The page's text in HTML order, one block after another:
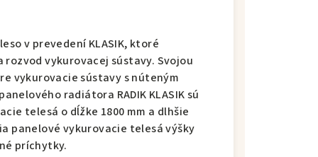
v prevedení KLASIK, ktoré
vykurovacej sústavy. Svojou
vykurovacie sústavy s núteným
radiátora RADIK KLASIK sú
telesá o dĺžke 1800 mm a dlhšie
panelové vykurovacie telesá výšky
príchytky.